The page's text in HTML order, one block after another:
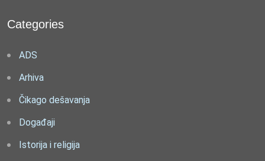
Categories
ADS
Arhiva
Čikago dešavanja
Događaji
Istorija i religija